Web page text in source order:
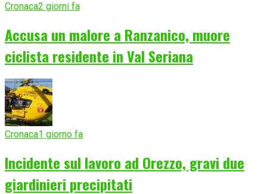
Cronaca2 giorni fa
Accusa un malore a Ranzanico, muore
ciclista residente in Val Seriana
Cronaca1 giorno fa
Incidente sul lavoro ad Orezzo, gravi due
giardinieri precipitati